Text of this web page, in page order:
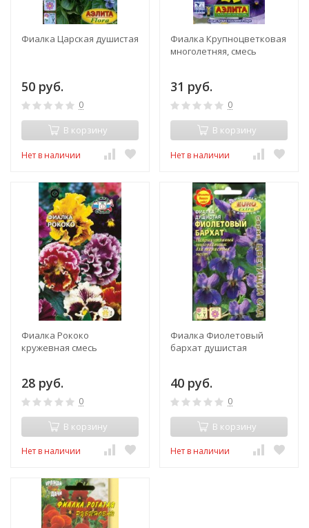
Фиалка Царская душистая
50 руб.
0
В корзину
Нет в наличии
Фиалка Крупноцветковая
многолетняя, смесь
31 руб.
0
В корзину
Нет в наличии
Фиалка Рококо
кружевная смесь
28 руб.
0
В корзину
Нет в наличии
Фиалка Фиолетовый
бархат душистая
40 руб.
0
В корзину
Нет в наличии